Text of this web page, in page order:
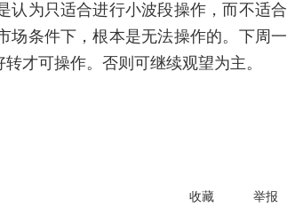
为只适合进行小波段操作，而不适合
场条件下，根本是无法操作的。下周一
才可操作。否则可继续观望为主。
收藏 举报